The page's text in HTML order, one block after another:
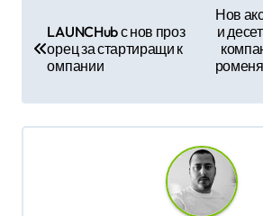
и
г
LAUNCHub с нов проз
орец за стартиращи к
омпании
Нов
и